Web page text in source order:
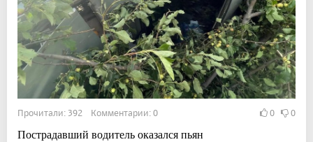
Прочитали: 392 Комментарии: 0 0 0
Пострадавший водитель оказался пьян